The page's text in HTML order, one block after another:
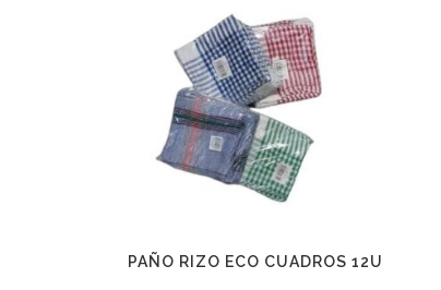
PAÑO RIZO ECO CUADROS 12U